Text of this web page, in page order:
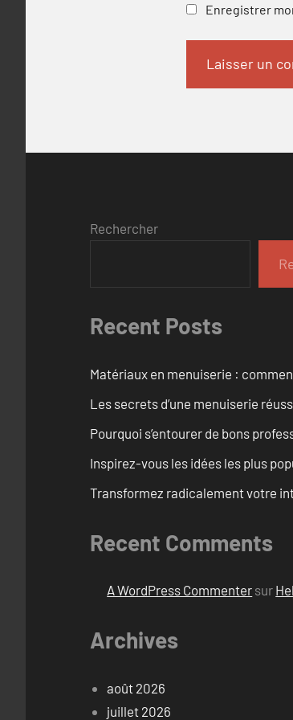
Enregistrer
Rechercher
Recent Posts
Matériaux en menuiserie :
Les secrets d’une menuiserie
Pourquoi s’entourer de bons
Inspirez-vous les idées les plus
Transformez radicalement votre
Recent Comments
A WordPress Commenter sur
Archives
août 2026
juillet 2026